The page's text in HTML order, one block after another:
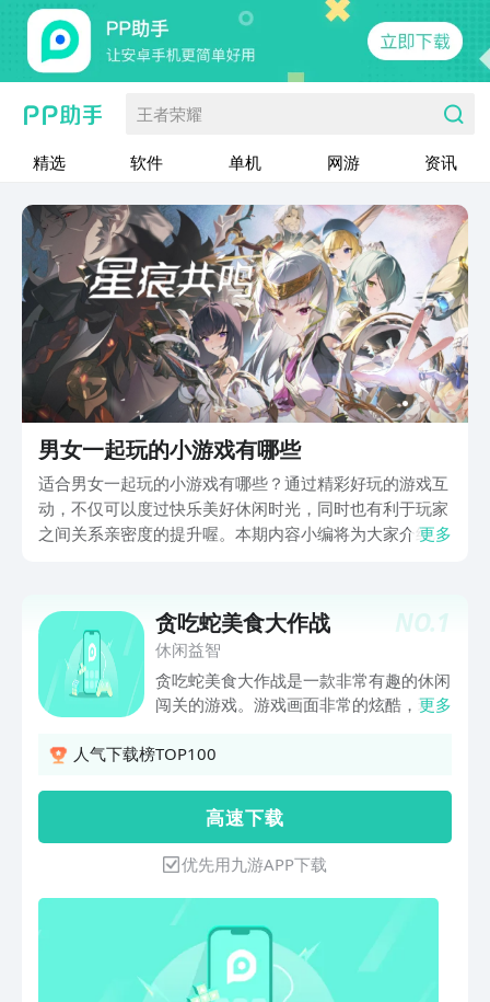
王者荣耀
精选 软件 单机 网游 资讯
男女一起玩的小游戏有哪些
适合男女一起玩的小游戏有哪些？通过精彩好玩的游戏互
动，不仅可以度过快乐美好休闲时光，同时也有利于玩家
之间关系亲密度的提升喔。本期内容小编将为大家介绍几
乐。感兴趣的小伙伴不妨点击链接下载体验。
更多
NO.1
贪吃蛇美食大作战
休闲益智
贪吃蛇美食大作战是一款非常有趣的休闲
闯关的游戏。游戏画面非常的炫酷，玩家
玩法，各种趣味的挑战，精致的画风结合
更多
人气下载榜TOP100
高 速 下 载
优先用九游APP下载